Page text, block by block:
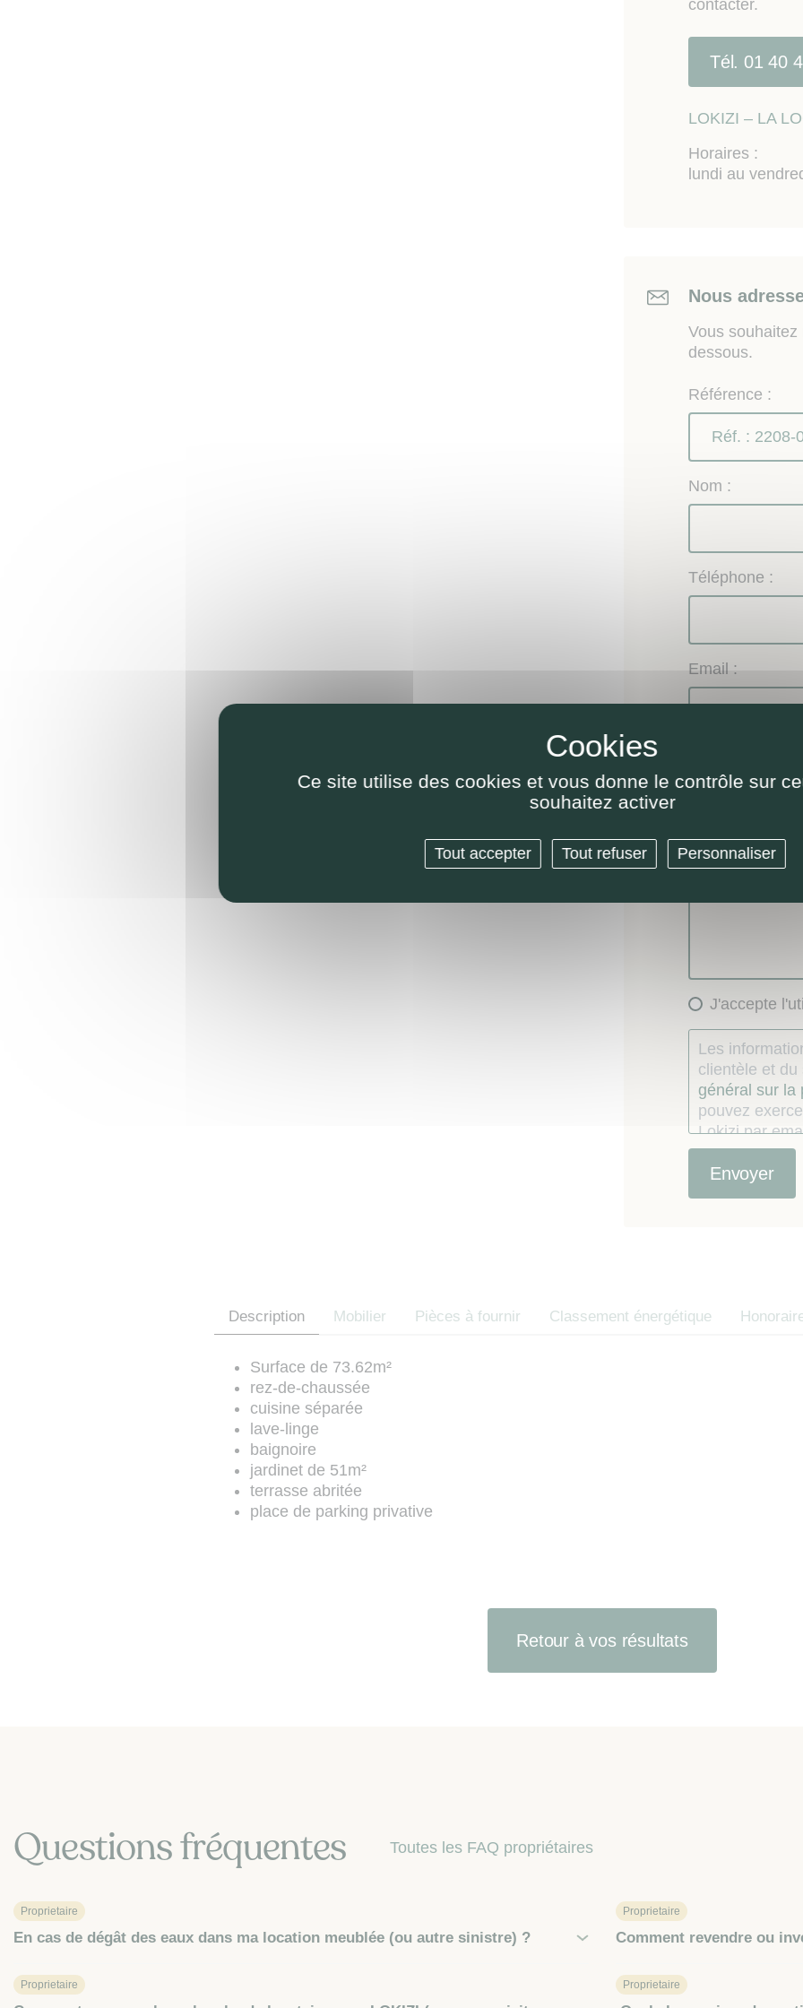
Austerlitz), bors de
Arrêt de bus "Narcisse"
Les informations sur
sur le site Géorisques
contacter.
Tél. 01 40
LOKIZI – LA
Horaires :
lundi au
Nous
Vous
dessous.
Référence :
Nom :
Téléphone :
Email :
Message
J'accepte
Les
clientèle et
général sur la
pouvez
Lokizi par
consentement.
Le
étés
Description Mobilier Pièces à fournir Classement énergétique
Surface de 73.62m²
rez-de-chaussée
cuisine séparée
lave-linge
baignoire
jardinet de 51m²
terrasse abritée
place de parking privative
Retour à vos résultats
Questions fréquentes Toutes les FAQ propriétaires
Proprietaire
En cas de dégât des eaux dans ma location meublée (ou autre sinistre) ?
Proprietaire
Comment revendre ou
Proprietaire Proprietaire
Ce site utilise des cookies et vous donne le contrôle sur
souhaitez activer
Tout accepter Tout refuser Personnaliser